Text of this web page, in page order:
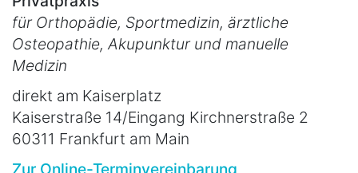
für Orthopädie, Sportmedizin, ärztliche
Osteopathie, Akupunktur und manuelle
Medizin
direkt am Kaiserplatz
Kaiserstraße 14/Eingang Kirchnerstraße 2
60311 Frankfurt am Main
Zur Online-Terminvereinbarung